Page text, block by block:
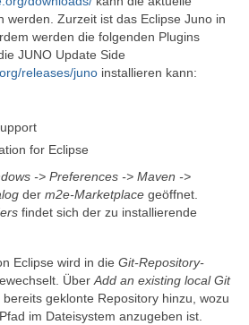
werden. Zurzeit ist das Eclipse Juno in
werden die folgenden Plugins
JUNO Update Side
releases/juno installieren kann:
for Eclipse
-> Preferences -> Maven ->
der m2e-Marketplace geöffnet.
findet sich der zu installierende
Eclipse wird in die Git-Repository-
ÜberAdd an existing local Git
geklonte Repository hinzu, wozu
im Dateisystem anzugeben ist.